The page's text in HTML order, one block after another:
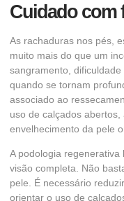
Cuidado com
As rachaduras nos pés,
muito mais do que um
sangramento,
quando se tornam
associado ao
uso de calçados
envelhecimento da pele
A podologia
visão completa. Não
pele. É necessário
orientar o uso de